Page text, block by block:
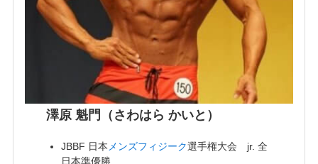
澤原 魁門（さわはら かいと）
JBBF 日本 メンズフィジーク選手権大会 jr. 全
日本準優勝